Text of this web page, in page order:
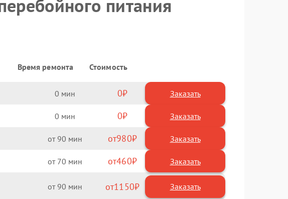
питания
Время ремонта Стоимость
0 0 Заказать
0 0 Заказать
90 980
70 460
90 1150